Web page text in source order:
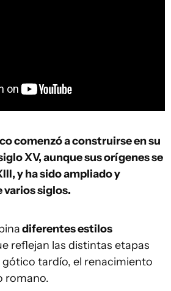
comenzó a construirse en su
XV, aunque sus orígenes se
y ha sido ampliado y
siglos.
diferentes estilos
reflejan las distintas etapas
tardío, el renacimiento
romano.